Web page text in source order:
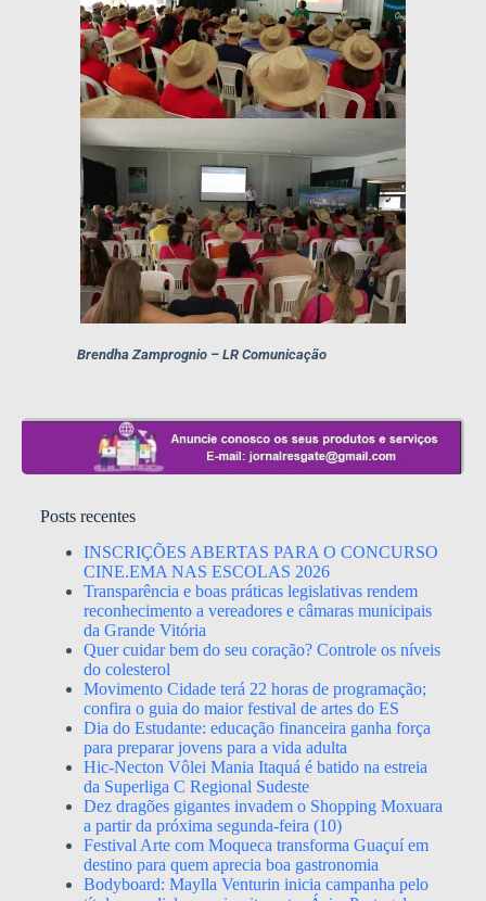
Brendha Zamprognio – LR Comunicação
Posts recentes
INSCRIÇÕES ABERTAS PARA O CONCURSO
CINE.EMA NAS ESCOLAS 2026
Transparência e boas práticas legislativas rendem
reconhecimento a vereadores e câmaras municipais
da Grande Vitória
Quer cuidar bem do seu coração? Controle os níveis
do colesterol
Movimento Cidade terá 22 horas de programação;
confira o guia do maior festival de artes do ES
Dia do Estudante: educação financeira ganha força
para preparar jovens para a vida adulta
Hic-Necton Vôlei Mania Itaquá é batido na estreia
da Superliga C Regional Sudeste
Dez dragões gigantes invadem o Shopping Moxuara
a partir da próxima segunda-feira (10)
Festival Arte com Moqueca transforma Guaçuí em
destino para quem aprecia boa gastronomia
Bodyboard: Maylla Venturin inicia campanha pelo